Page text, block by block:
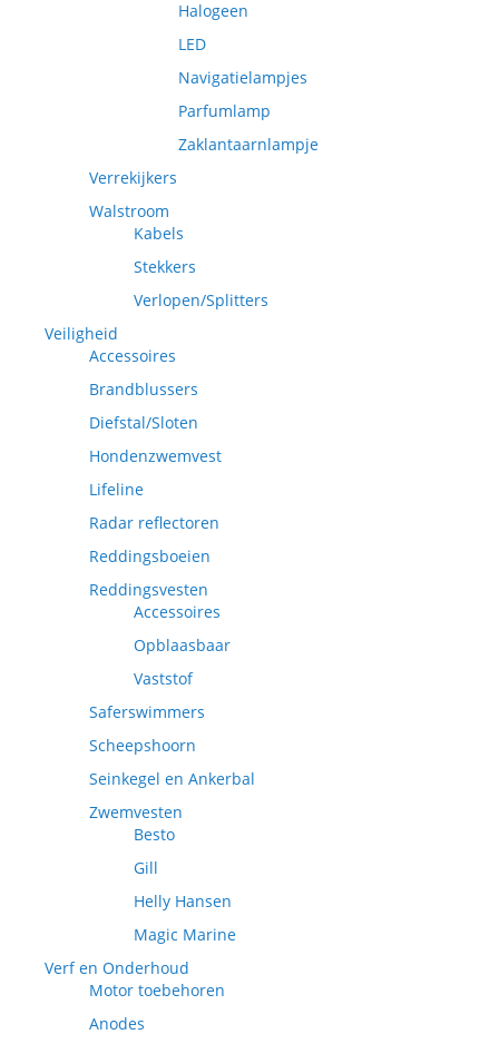
Halogeen
LED
Navigatielampjes
Parfumlamp
Zaklantaarnlampje
Verrekijkers
Walstroom
Kabels
Stekkers
Verlopen/Splitters
Veiligheid
Accessoires
Brandblussers
Diefstal/Sloten
Hondenzwemvest
Lifeline
Radar reflectoren
Reddingsboeien
Reddingsvesten
Accessoires
Opblaasbaar
Vaststof
Saferswimmers
Scheepshoorn
Seinkegel en Ankerbal
Zwemvesten
Besto
Gill
Helly Hansen
Magic Marine
Verf en Onderhoud
Motor toebehoren
Anodes